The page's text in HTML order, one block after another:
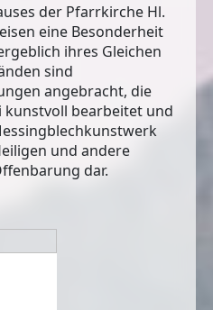
der Pfarrkirche Hl.
eine Besonderheit
ihres Gleichen
sind
angebracht, die
kunstvoll bearbeitet und
und andere
dar.